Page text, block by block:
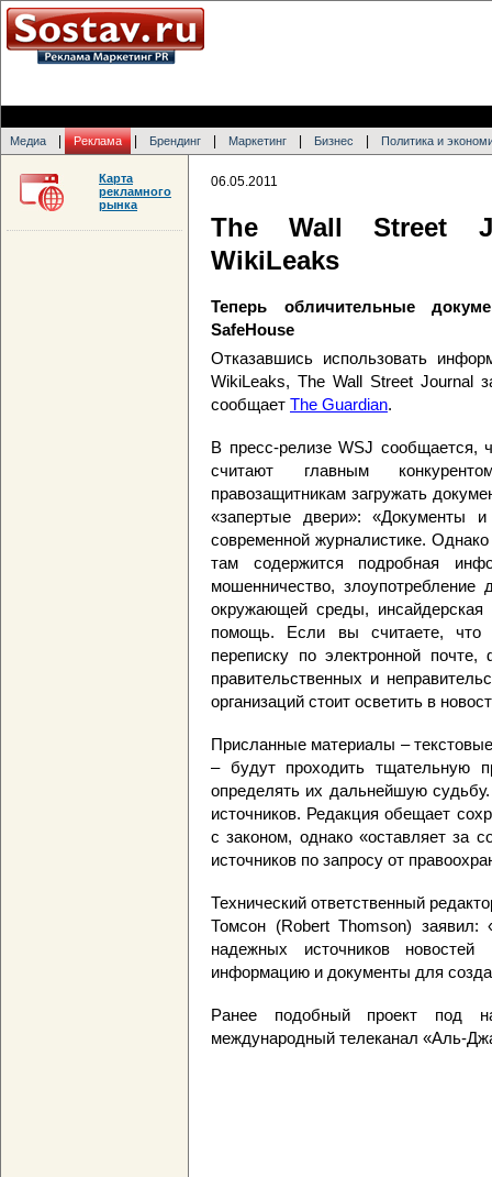
Медиа Реклама Брендинг Маркетинг Бизнес Политика и
06.05.2011
The Wall Street
WikiLeaks
Теперь обличительные
SafeHouse
Отказавшись использовать
WikiLeaks, The Wall Street Journal
сообщает The Guardian.
В пресс-релизе WSJ сообщается,
считают главным
правозащитникам загружать
«запертые двери»: «Документы
современной журналистике.
там содержится подробная
мошенничество, злоупотребление
окружающей среды,
помощь. Если вы считаете, что
переписку по электронной
правительственных и
организаций стоит осветить в
Присланные материалы –
– будут проходить тщательную
определять их дальнейшую
источников. Редакция обещает
с законом, однако «оставляет за
источников по запросу от
Технический ответственный
Томсон (Robert Thomson)
надежных источников
информацию и документы для
Ранее подобный проект под
международный телеканал «Аль-
Карта
рекламного
рынка